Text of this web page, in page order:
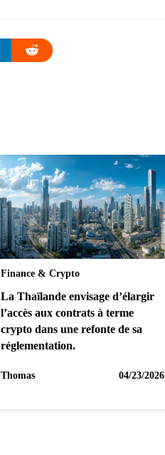
Finance & Crypto
La Thaïlande envisage d’élargir
l’accès aux contrats à terme
crypto dans une refonte de sa
réglementation.
Thomas 04/23/2026